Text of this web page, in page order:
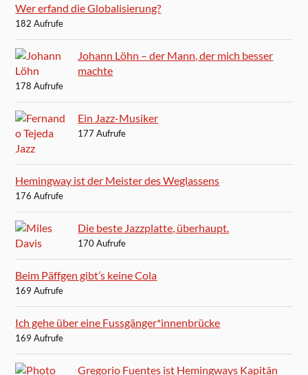
Wer erfand die Globalisierung?
182 Aufrufe
Johann Löhn – der Mann, der mich besser
machte
178 Aufrufe
Ein Jazz-Musiker
177 Aufrufe
Hemingway ist der Meister des Weglassens
176 Aufrufe
Die beste Jazzplatte, überhaupt.
170 Aufrufe
Beim Päffgen gibt’s keine Cola
169 Aufrufe
Ich gehe über eine Fussgänger*innenbrücke
169 Aufrufe
Gregorio Fuentes ist Hemingways Kapitän